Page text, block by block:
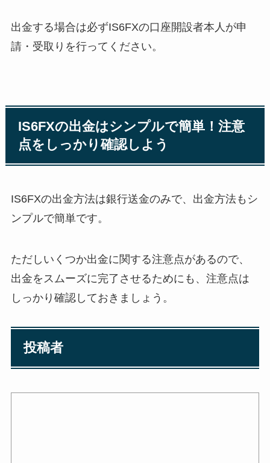
出金する場合は必ずIS6FXの口座開設者本人が申
請・受取りを行ってください。
IS6FXの出金はシンプルで簡単！注意
点をしっかり確認しよう
IS6FXの出金方法は銀行送金のみで、出金方法もシ
ンプルで簡単です。
ただしいくつか出金に関する注意点があるので、
出金をスムーズに完了させるためにも、注意点は
しっかり確認しておきましょう。
投稿者